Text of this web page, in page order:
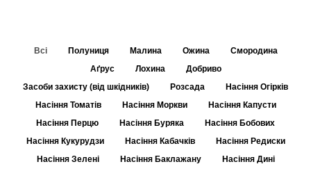
Всі Полуниця Малина Ожина
Смородина
Аґрус
Лохина
Добриво
Засоби захисту (від шкідників)
Розсада
Насіння Огірків
Насіння Томатів
Насіння Моркви
Насіння Капусти
Насіння Перцю
Насіння Буряка
Насіння Бобових
Насіння Кукурудзи
Насіння Кабачків
Насіння Редиски
Насіння Зелені
Насіння Баклажану
Насіння Дині